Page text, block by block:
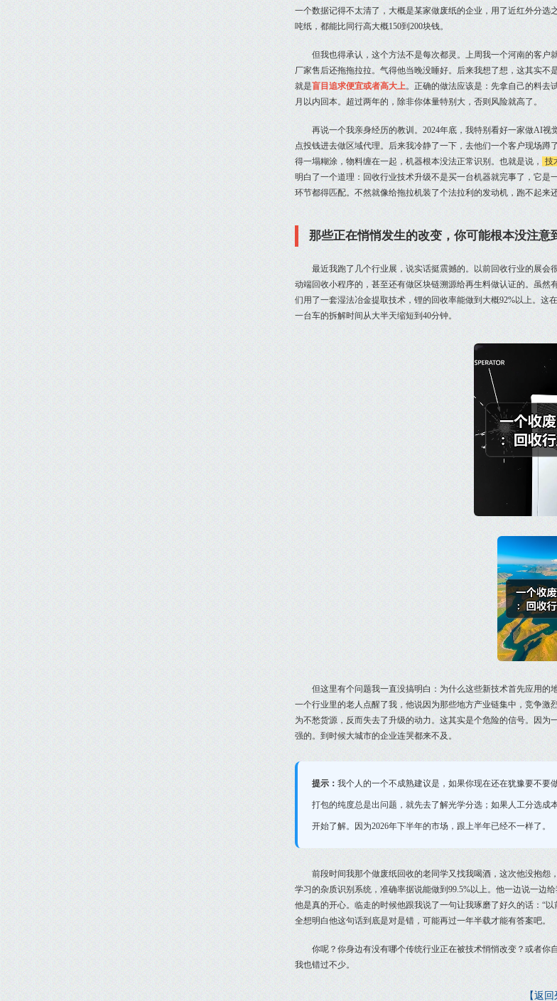
一个数据记得不太清了，大概是某家做废纸的企业，用了近红外分
吨纸，都能比同行高大概150到200块钱。
但我也得承认，这个方法不是每次都灵。上周我一个河南的客户
厂家售后还拖拖拉拉。气得他当晚没睡好。后来我想了想，这其实不
就是盲目追求便宜或者高大上。正确的做法应该是：先拿自己的料去
月以内回本。超过两年的，除非你体量特别大，否则风险就高了。
再说一个我亲身经历的教训。2024年底，我特别看好一家做AI
点投钱进去做区域代理。后来我冷静了一下，去他们一个客户现场
得一塌糊涂，物料缠在一起，机器根本没法正常识别。也就是说，
技
明白了一个道理：回收行业技术升级不是买一台机器就完事了，它
环节都得匹配。不然就像给拖拉机装了个法拉利的发动机，跑不起来
那些正在悄悄发生的改变，你可能根本没注意
最近我跑了几个行业展，说实话挺震撼的。以前回收行业的展会
动端回收小程序的，甚至还有做区块链溯源给再生料做认证的。虽
们用了一套湿法冶金提取技术，锂的回收率能做到大概92%以上。这
一台车的拆解时间从大半天缩短到40分钟。
但这里有个问题我一直没搞明白：为什么这些新技术首先应用
一个行业里的老人点醒了我，他说因为那些地方产业链集中，竞争
为不愁货源，反而失去了升级的动力。这其实是个危险的信号。因
强的。到时候大城市的企业连哭都来不及。
提示： 我个人的一个不成熟建议是，如果你现在还在犹豫要不要
打包的纯度总是出问题，就先去了解光学分选；如果人工分选
开始了解。因为2026年下半年的市场，跟上半年已经不一样了。
前段时间我那个做废纸回收的老同学又找我喝酒，这次他没抱
学习的杂质识别系统，准确率据说能做到99.5%以上。他一边说一边
他是真的开心。临走的时候他跟我说了一句让我琢磨了好久的话：“
全想明白他这句话到底是对是错，可能再过一年半载才能有答案吧。
你呢？你身边有没有哪个传统行业正在被技术悄悄改变？或者你
我也错过不少。
【返回